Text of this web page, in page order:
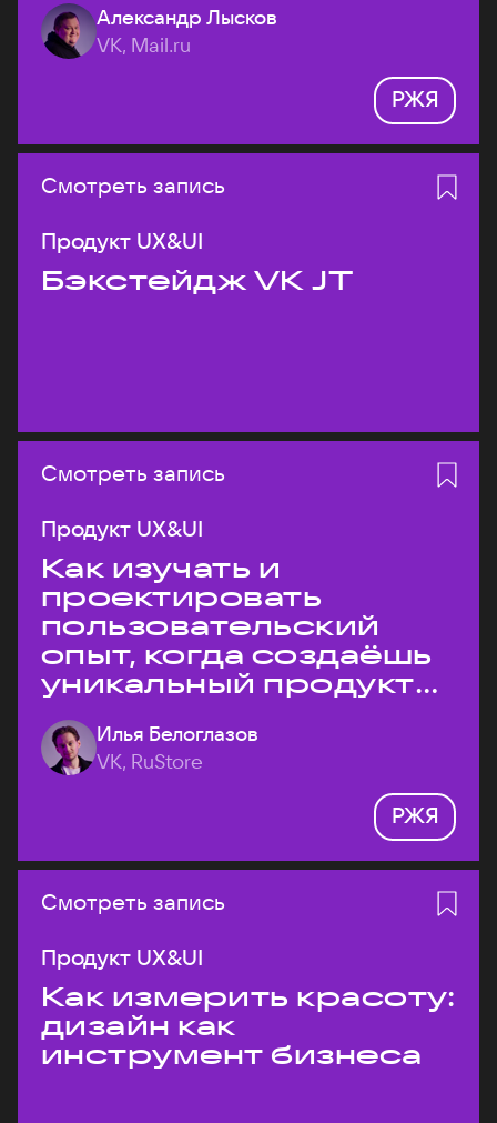
Александр Лысков
VK, Mail.ru
РЖЯ
Смотреть запись
Продукт UX&UI
Бэкстейдж VK JT
Смотреть запись
Продукт UX&UI
Как изучать и
проектировать
пользовательский
опыт, когда создаёшь
уникальный продукт
на рынке?
Илья Белоглазов
VK, RuStore
РЖЯ
Смотреть запись
Продукт UX&UI
Как измерить красоту:
дизайн как
инструмент бизнеса